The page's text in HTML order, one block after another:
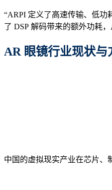
“ARPI 定义了高速传输、低功
了 DSP 解码带来的额外功耗
AR 眼镜行业现状与
中国的虚拟现实产业在芯片、